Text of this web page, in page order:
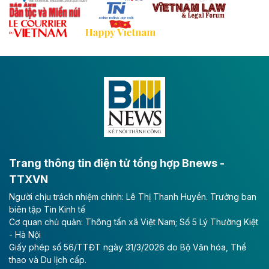
Theo baodautu.vn
Đề xuất đầu tư 11.500 tỷ đồng xây dựng cao
tốc CT.11 qua Ninh Bình
Đông A dài khoảng 25,1 km được kỳ vọng sẽ tạo động
lực phát triển kinh tế - xã hội khu vực phía Nam đồng
Long Thành
Tổng công ty Cảng hàng không Việt Nam - CTCP
(ACV) vừa lập kỷ lục mới về lợi nhuận trong quý
II/2026.
Theo baodautu.vn
Vinaconex lập đỉnh doanh thu
Trang thông tin điện tử tổng hợp Bnews -
TTXVN
Người chịu trách nhiệm chính: Lê Thị Thanh Huyền. Trưởng ban
biên tập Tin Kinh tế
Cơ quan chủ quản: Thông tấn xã Việt Nam; Số 5 Lý Thường Kiệt
- Hà Nội
Giấy phép số 56/TTĐT ngày 31/3/2026 do Bộ Văn hóa, Thể
thao và Du lịch cấp.